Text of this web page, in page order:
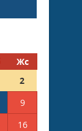
Жс
2
9
16